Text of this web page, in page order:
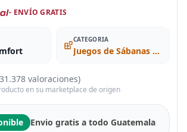
- ENVÍO GRATIS
CATEGORIA
Juegos de Sábanas y Fundas de Almohada
valoraciones)
en su marketplace de origen
Envio gratis a todo Guatemala